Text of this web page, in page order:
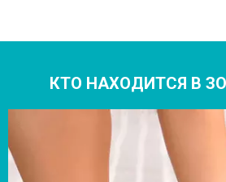
КТО НАХОДИТСЯ В